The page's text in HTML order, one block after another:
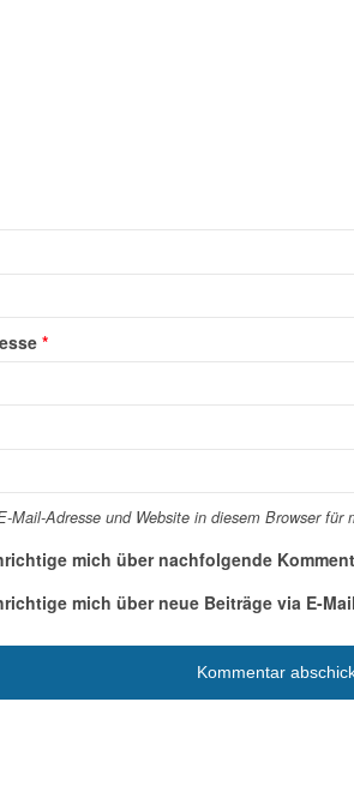
*
Mail-Adresse und Website in diesem Browser für
mich über nachfolgende
mich über neue Beiträge via E-